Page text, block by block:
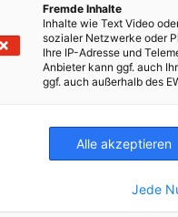
Sie suchen nach einem
Vertriebspartner etc.) in
Ihrer Vorgaben und
zielgruppenorientierten
wählen wir potenzielle
Fremde Inhalte
Inhalte wie Text Video
sozialer Netzwerke oder
Ihre IP-Adresse und
Anbieter kann ggf. auch
ggf. auch außerhalb des
Alle akzeptieren
Jede